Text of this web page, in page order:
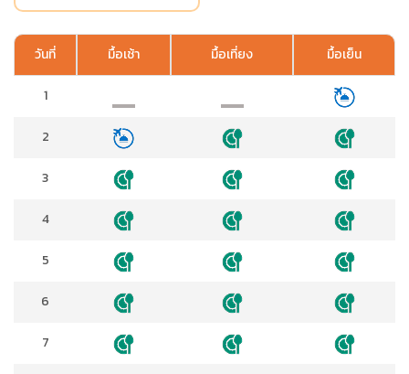
วันที่ มื้อเช้า มื้อเที่ยง มื้อเย็น
1
2
3
4
5
6
7